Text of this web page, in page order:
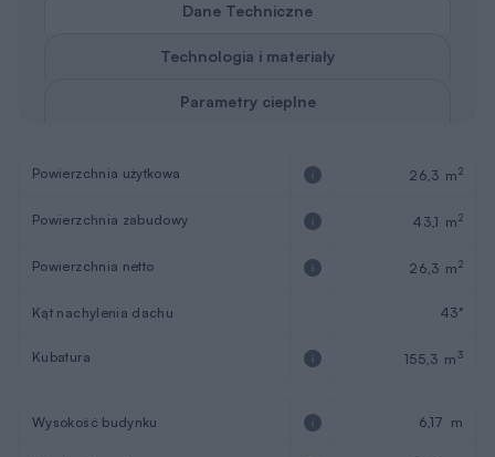
Dane Techniczne
Technologia i materiały
Parametry cieplne
Powierzchnia użytkowa 26,3 m2
Powierzchnia zabudowy 43,1 m2
Powierzchnia netto 26,3 m2
Kąt nachylenia dachu 43°
Kubatura 155,3 m3
Wysokość budynku 6,17 m